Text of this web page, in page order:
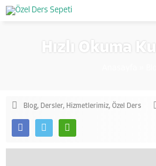
Hızlı Okuma
Blog, Dersler, Hizmetlerimiz, Özel Ders